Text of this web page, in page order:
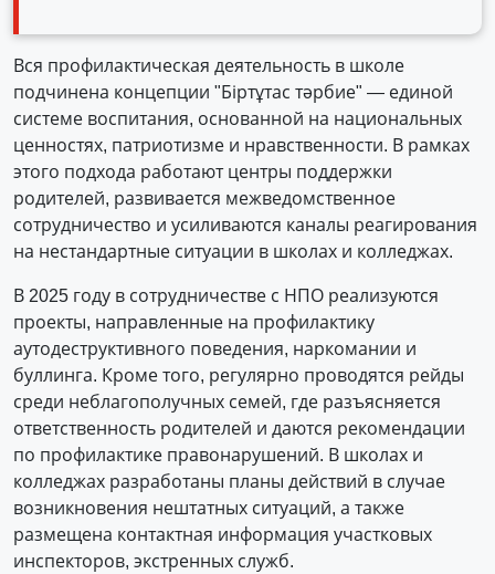
Вся профилактическая деятельность в школе
подчинена концепции "Біртұтас тәрбие" — единой
системе воспитания, основанной на национальных
ценностях, патриотизме и нравственности. В рамках
этого подхода работают центры поддержки
родителей, развивается межведомственное
сотрудничество и усиливаются каналы реагирования
на нестандартные ситуации в школах и колледжах.
В 2025 году в сотрудничестве с НПО реализуются
проекты, направленные на профилактику
аутодеструктивного поведения, наркомании и
буллинга. Кроме того, регулярно проводятся рейды
среди неблагополучных семей, где разъясняется
ответственность родителей и даются рекомендации
по профилактике правонарушений. В школах и
колледжах разработаны планы действий в случае
возникновения нештатных ситуаций, а также
размещена контактная информация участковых
инспекторов, экстренных служб.